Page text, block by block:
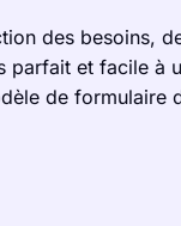
des besoins,
et facile à
de formulaire